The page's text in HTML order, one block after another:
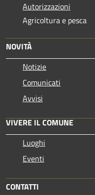
Autorizzazioni
Agricoltura e pesca
NOVITÀ
Notizie
Comunicati
Avvisi
VIVERE IL COMUNE
Luoghi
Eventi
CONTATTI